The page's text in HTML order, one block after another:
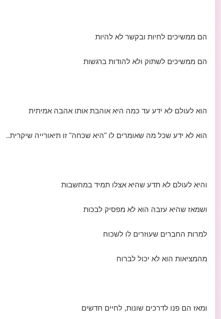
הם ממשיכים לחיות ובקשר לא להיות
הם ממשיכים לשתוק ולא להודות ברגשות
הוא לעולם לא ידע עד כמה היא אוהבת אותו אהבה אמיתית
הוא לא ידע שכל מה שאומרים לו "היא שכחה" זו תיאורייה שיקרית..
והיא לעולם לא תדע שהיא אצלו תמיד במחשבות
ושמאז שהיא עזבה הוא לא מפסיק לבכות
למרות החברים שעוזרים לו לשכוח
מהמציאות הוא לא יכול לברוח
ומאז הם פנו לדרכים שונות, לחיים חדשים